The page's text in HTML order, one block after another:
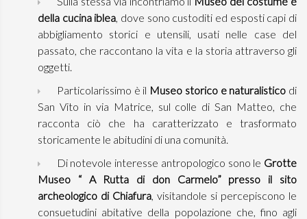
della cucina iblea, dove sono custoditi ed esposti capi di
abbigliamento storici e utensili, usati nelle case del
passato, che raccontano la vita e la storia attraverso gli
oggetti.
Particolarissimo è il Museo storico e naturalistico di
San Vito in via Matrice, sul colle di San Matteo, che
racconta ciò che ha caratterizzato e trasformato
storicamente le abitudini di una comunità.
Di notevole interesse antropologico sono le Grotte
Museo “ A Rutta di don Carmelo” presso il sito
archeologico di Chiafura, visitandole si percepiscono le
consuetudini abitative della popolazione che, fino agli